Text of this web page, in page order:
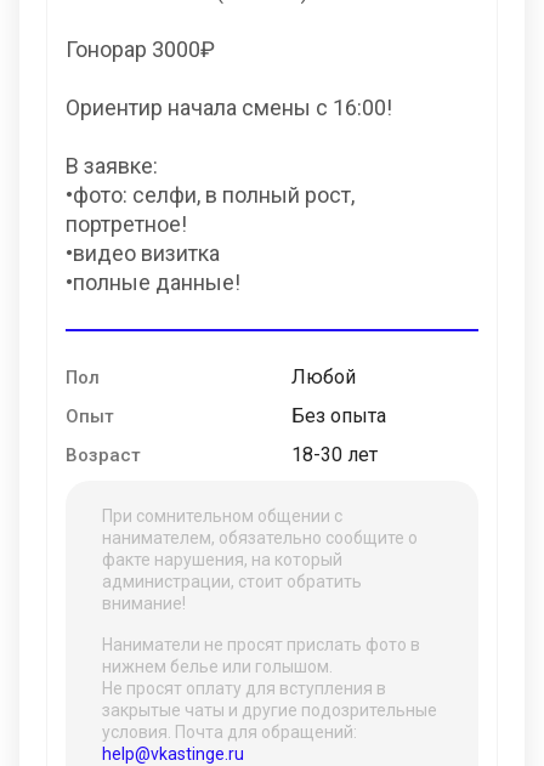
Гонорар 3000₽
Ориентир начала смены с 16:00!
В заявке:
•фото: селфи, в полный рост,
портретное!
•видео визитка
•полные данные!
Пол Любой
Опыт Без опыта
Возраст 18-30 лет
При сомнительном общении с
нанимателем, обязательно сообщите о
факте нарушения, на который
администрации, стоит обратить
внимание!
Наниматели не просят прислать фото в
нижнем белье или голышом.
Не просят оплату для вступления в
закрытые чаты и другие подозрительные
условия. Почта для обращений:
help@vkastinge.ru